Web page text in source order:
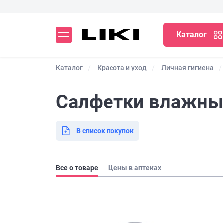
Каталог
Каталог Красота и уход Личная гигиена
Салфетки
В список покупок
Все о товаре Цены в аптеках